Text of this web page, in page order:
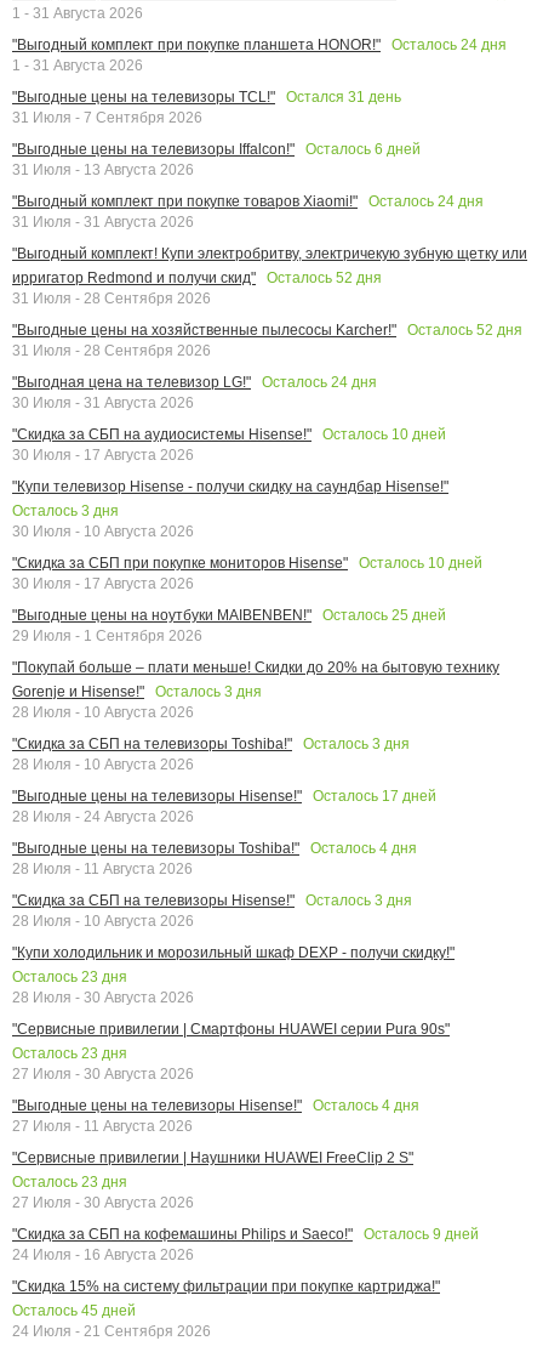
1 - 31 Августа 2026
"Выгодный комплект при покупке планшета HONOR!"
Осталось 24 дня
1 - 31 Августа 2026
"Выгодные цены на телевизоры TCL!"
Остался 31 день
31 Июля - 7 Сентября 2026
"Выгодные цены на телевизоры Iffalcon!"
Осталось 6 дней
31 Июля - 13 Августа 2026
"Выгодный комплект при покупке товаров Xiaomi!"
Осталось 24 дня
31 Июля - 31 Августа 2026
"Выгодный комплект! Купи электробритву, электричекую зубную щетку или
ирригатор Redmond и получи скид"
Осталось 52 дня
31 Июля - 28 Сентября 2026
"Выгодные цены на хозяйственные пылесосы Karcher!"
Осталось 52 дня
31 Июля - 28 Сентября 2026
"Выгодная цена на телевизор LG!"
Осталось 24 дня
30 Июля - 31 Августа 2026
"Скидка за СБП на аудиосистемы Hisense!"
Осталось 10 дней
30 Июля - 17 Августа 2026
"Купи телевизор Hisense - получи скидку на саундбар Hisense!"
Осталось 3 дня
30 Июля - 10 Августа 2026
"Скидка за СБП при покупке мониторов Hisense"
Осталось 10 дней
30 Июля - 17 Августа 2026
"Выгодные цены на ноутбуки MAIBENBEN!"
Осталось 25 дней
29 Июля - 1 Сентября 2026
"Покупай больше – плати меньше! Скидки до 20% на бытовую технику
Gorenje и Hisense!"
Осталось 3 дня
28 Июля - 10 Августа 2026
"Скидка за СБП на телевизоры Toshiba!"
Осталось 3 дня
28 Июля - 10 Августа 2026
"Выгодные цены на телевизоры Hisense!"
Осталось 17 дней
28 Июля - 24 Августа 2026
"Выгодные цены на телевизоры Toshiba!"
Осталось 4 дня
28 Июля - 11 Августа 2026
"Скидка за СБП на телевизоры Hisense!"
Осталось 3 дня
28 Июля - 10 Августа 2026
"Купи холодильник и морозильный шкаф DEXP - получи скидку!"
Осталось 23 дня
28 Июля - 30 Августа 2026
"Сервисные привилегии | Смартфоны HUAWEI серии Pura 90s"
Осталось 23 дня
27 Июля - 30 Августа 2026
"Выгодные цены на телевизоры Hisense!"
Осталось 4 дня
27 Июля - 11 Августа 2026
"Сервисные привилегии | Наушники HUAWEI FreeClip 2 S"
Осталось 23 дня
27 Июля - 30 Августа 2026
"Скидка за СБП на кофемашины Philips и Saeco!"
Осталось 9 дней
24 Июля - 16 Августа 2026
"Скидка 15% на систему фильтрации при покупке картриджа!"
Осталось 45 дней
24 Июля - 21 Сентября 2026